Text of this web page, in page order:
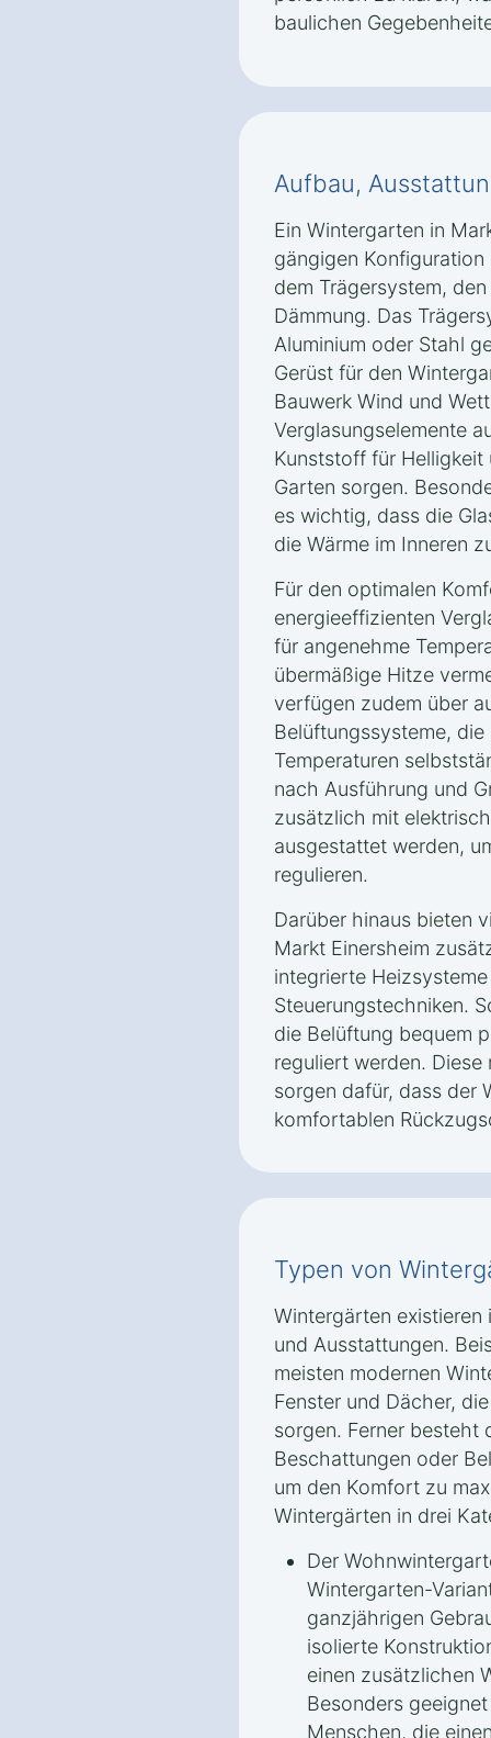
baulichen
Aufbau,
Ein Wintergarten in
gängigen
dem Trägersystem,
Dämmung. Das
Aluminium oder Stahl
Gerüst für den
Bauwerk Wind und
Verglasungselemente
Kunststoff für Helligkeit
Garten sorgen.
es wichtig, dass die
die Wärme im Inneren
Für den optimalen
energieeffizienten
für angenehme
übermäßige Hitze
verfügen zudem über
Belüftungssysteme,
Temperaturen
nach Ausführung und
zusätzlich mit
ausgestattet werden,
regulieren.
Darüber hinaus bieten
Markt Einersheim
integrierte
Steuerungstechniken.
die Belüftung bequem
reguliert werden.
sorgen dafür, dass der
komfortablen
Typen von
Wintergärten existieren
und Ausstattungen.
meisten modernen
Fenster und Dächer,
sorgen. Ferner
Beschattungen oder
um den Komfort zu
Wintergärten in drei
Der
Wintergarten-
ganzjährigen
isolierte
einen zusätzlichen
Besonders
Menschen, die